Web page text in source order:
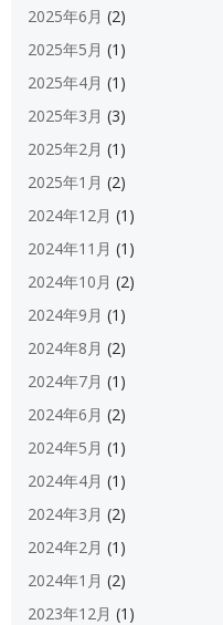
2025年6月 (2)
2025年5月 (1)
2025年4月 (1)
2025年3月 (3)
2025年2月 (1)
2025年1月 (2)
2024年12月 (1)
2024年11月 (1)
2024年10月 (2)
2024年9月 (1)
2024年8月 (2)
2024年7月 (1)
2024年6月 (2)
2024年5月 (1)
2024年4月 (1)
2024年3月 (2)
2024年2月 (1)
2024年1月 (2)
2023年12月 (1)